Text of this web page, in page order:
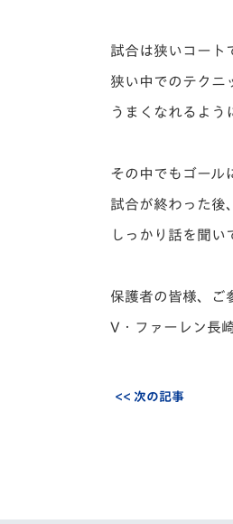
場）
平和祈念活
ホームタウ
試合は狭いコート
狭い中でのテクニ
うまくなれるよう
その中でもゴール
試合が終わった後
しっかり話を聞い
保護者の皆様、ご
V・ファーレン長
<< 次の記事